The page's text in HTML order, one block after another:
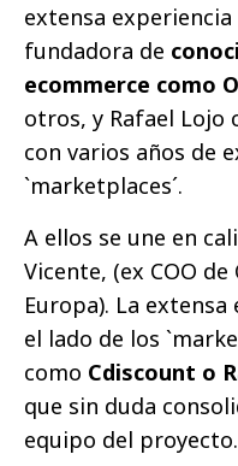
extensa
fundadora de
ecommerce como
otros, y Rafael Lojo
con varios años de
`marketplaces´.
A ellos se une en
Vicente, (ex COO
Europa). La
el lado de los
como Cdiscount o
que sin duda
equipo del proyecto.